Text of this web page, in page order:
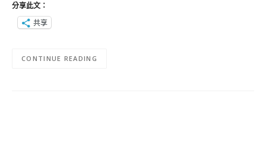
分享此文：
共享
CONTINUE READING